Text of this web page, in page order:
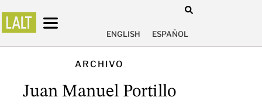
ENGLISH ESPAÑOL
ARCHIVO
Juan Manuel Portillo